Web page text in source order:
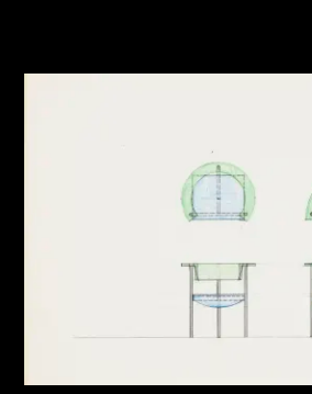
進一步篩選